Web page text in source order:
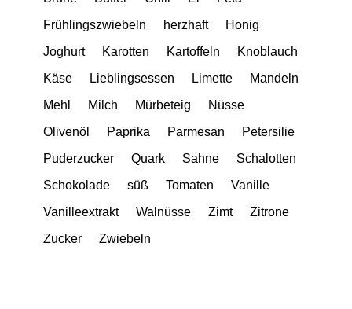
Frühlingszwiebeln
herzhaft
Honig
Joghurt
Karotten Kartoffeln
Knoblauch
Käse
Lieblingsessen Limette
Mandeln
Mehl
Milch Mürbeteig
Nüsse
Olivenöl
Paprika Parmesan
Petersilie
Puderzucker
Quark Sahne
Schalotten
Schokolade
süß Tomaten
Vanille
Vanilleextrakt
Walnüsse Zimt
Zitrone
Zucker
Zwiebeln